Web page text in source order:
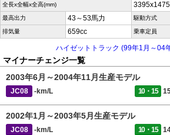
全長x全幅x全高(mm)
最高出力 43～53馬力 駆動方式
排気量 659cc 乗車定員
ハイゼットトラック (99年1月～04
マイナーチェンジ一覧
2003年6月～2004年11月生産モデル
JC08 -km/L 10・15
2002年1月～2003年5月生産モデル
JC08 -km/L 10・15